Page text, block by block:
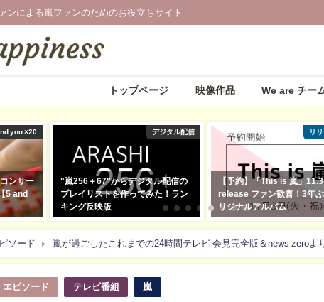
ンによる嵐ファンのためのお役立ちサイト
トップページ 映像作品 We are チー
you ×20
ンサー
5 and
デジタル配信
"嵐256＋67"からデジタル配信の
プレイリストを作ってみた！ラン
キング反映版
リ
【予約】「This is 嵐」11.3
release ファン歓喜！3年
リジナルアルバム
ソード 嵐が過ごしたこれまでの24時間テレビ 会見完全版＆news zeroよ
エピソード テレビ番組 嵐